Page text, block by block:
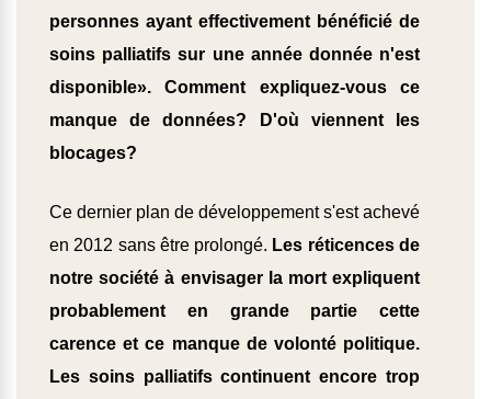
personnes ayant effectivement bénéficié de
soins palliatifs sur une année donnée n'est
disponible». Comment expliquez-vous ce
manque de données? D'où viennent les
blocages?
Ce dernier plan de développement s'est achevé
en 2012 sans être prolongé. Les réticences de
notre société à envisager la mort expliquent
probablement en grande partie cette
carence et ce manque de volonté politique.
Les soins palliatifs continuent encore trop